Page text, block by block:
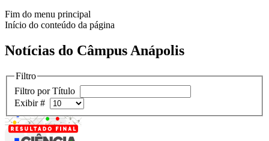
Fim do menu principal
Início do conteúdo da página
Notícias do Câmpus Anápolis
Filtro
Filtro por Título
Exibir #